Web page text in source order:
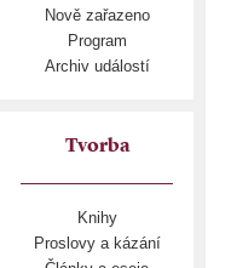
Nově zařazeno
Program
Archiv událostí
Tvorba
Knihy
Proslovy a kázání